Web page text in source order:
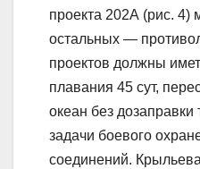
проекта 202А (рис. 4)
остальных —
проектов должны
плавания 45 сут,
океан без
задачи боевого
соединений.